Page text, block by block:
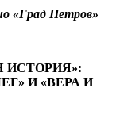
«Град Петров»
И «ВЕРА И